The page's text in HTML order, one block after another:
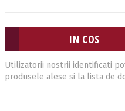
Utilizatorii nostrii identificati
produsele alese si la lista de